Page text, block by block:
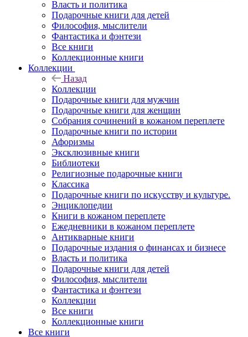
Власть и политика
Подарочные книги для детей
Философия, мыслители
Фантастика и фэнтези
Все книги
Коллекционные книги
Коллекции
Назад
Коллекции
Подарочные книги для мужчин
Подарочные книги для женщин
Собрания сочинений в кожаном переплете
Подарочные книги по истории
Афоризмы
Эксклюзивные книги
Библиотеки
Религиозные подарочные книги
Классика
Подарочные книги по искусству и культуре.
Энциклопедии
Книги в кожаном переплете
Ежедневники в кожаном переплете
Антикварные книги
Подарочные издания о финансах и бизнесе
Власть и политика
Подарочные книги для детей
Философия, мыслители
Фантастика и фэнтези
Коллекции
Все книги
Коллекционные книги
Все книги